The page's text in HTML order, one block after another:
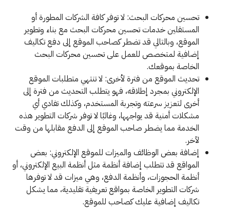
تحسين محركات البحث: لا توفر كافة الشركات المطورة أو
المستقلين خدمات تحسين محركات البحث مع بناء وتطوير
الموقع، وبالتالي قد تضطر كصاحب الموقع إلى دفع تكاليف
إضافية لمتخصص للعمل على تحسين محركات البحث
الخاصة بموقعك.
تحديث الموقع من فترة لأخرى: لا تنتهي متطلبات الموقع
الإلكتروني بمجرد إطلاقه، فهو يتطلب التحديث من فترة إلى
أخرى لتعزيز سرعته وتجربة المستخدم، وكذلك تفادي أي
مشكلات أمنية قد يواجهها، وغالبًا لا توفر شركات التطوير هذه
الخدمة مما يضطر صاحب الموقع إلى الدفع مقابلها من وقت
لآخر.
إضافة بعض الوظائف والميزات للموقع الإلكتروني: بعض
المواقع قد تتطلب إضافة أنظمة مثل أنظمة البيع الإلكتروني، أو
أنظمة الحجوزات، وأنظمة الدفع، وهي ميزات قد لا توفرها
شركات التطوير الخاصة بمواقع تعريفية تقليدية، مما يشكل
تكاليف إضافية عليك كصاحب للموقع.